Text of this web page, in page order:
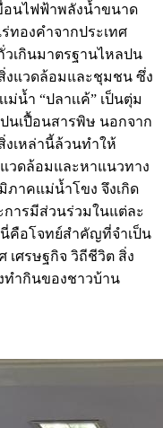
ขื่อนไฟฟ้าพลังน้ำขนาด
ทองคำจากประเทศ
เกินมาตรฐานไหลปน
งแวดล้อมและชุมชน ซึ่ง
น้ำ “ปลาเเค้” เป็นตุ่ม
นเปื้อนสารพิษ นอกจาก
งเหล่านี้ล้วนทำให้
วดล้อมและหาแนวทาง
าคแม่น้ำโขง จึงเกิด
การมีส่วนร่วมในแต่ละ
คือโจทย์สำคัญที่จำเป็น
เศรษฐกิจ วิถีชีวิต สิ่ง
ทำกินของชาวบ้าน